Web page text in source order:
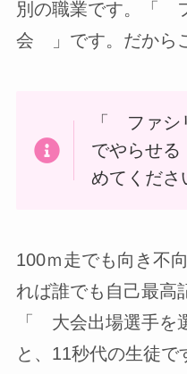
別の職業です。「
会 」です。だから
「 ファシ
でやらせ
めてくださ
100ｍ走でも向き不
れば誰でも自己最高
「 大会出場選手
と、11秒代の生徒で